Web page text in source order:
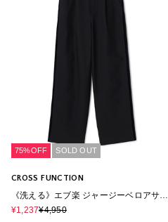
75%OFF SOLD OUT
CROSS FUNCTION
《洗える》エブ楽 ジャージーベロアサイ
ドラインパンツ
¥1,237¥4,950